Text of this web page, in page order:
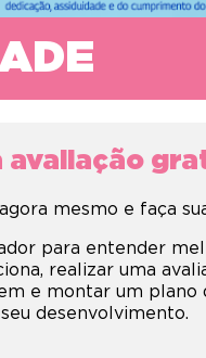
avaliação
mesmo e faça
para entender
realizar uma
e montar um plano
desenvolvimento.